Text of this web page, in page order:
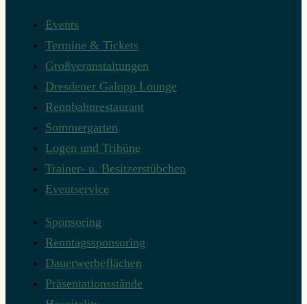
Events
Termine & Tickets
Großveranstaltungen
Dresdener Galopp Lounge
Rennbahnrestaurant
Sommergarten
Logen und Tribüne
Trainer- u. Besitzerstübchen
Eventservice
Sponsoring
Renntagssponsoring
Dauerwerbeflächen
Präsentationsstände